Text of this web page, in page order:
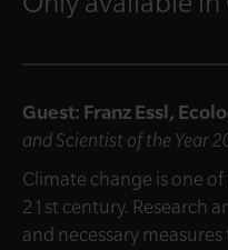
Guest: Franz Essl,
and Scientist of the Year
Climate change is one
21st century. Research
and necessary